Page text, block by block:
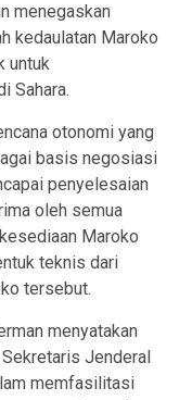
menegaskan
kedaulatan Maroko
untuk
Sahara.
otonomi yang
basis negosiasi
penyelesaian
oleh semua
Maroko
teknis dari
tersebut.
menyatakan
Jenderal
memfasilitasi